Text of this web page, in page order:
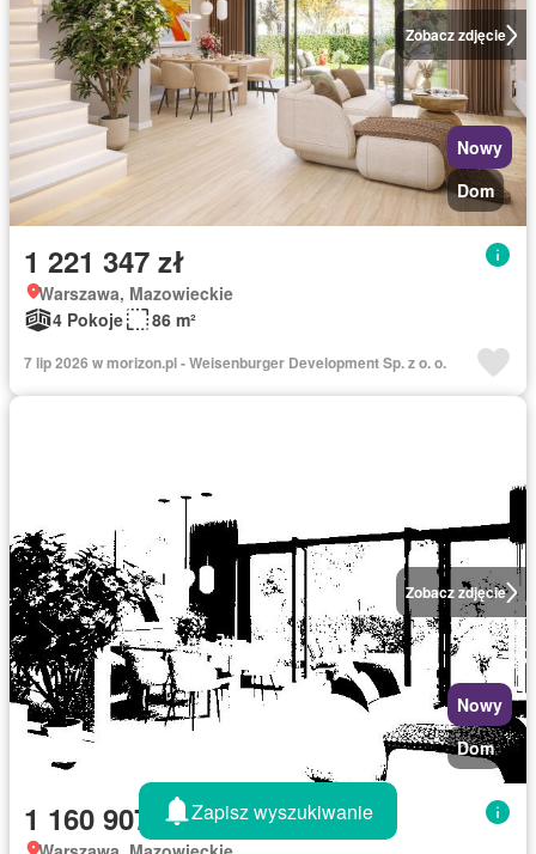
Zobacz zdjęcie
Nowy
Dom
1 221 347 zł
Warszawa, Mazowieckie
4 Pokoje
86 m²
7 lip 2026 w morizon.pl - Weisenburger Development Sp. z o. o.
Zobacz zdjęcie
Nowy
Dom
1 160 907 zł Zapisz wyszukiwanie